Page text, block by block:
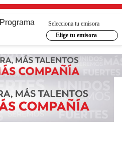
Programa
Selecciona tu emisora
Elige tu emisora